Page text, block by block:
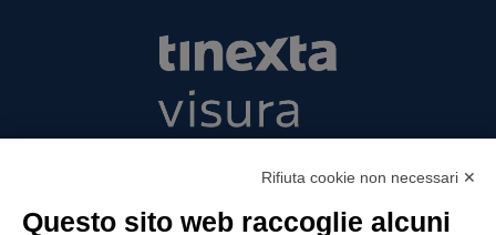
Piazzale Flaminio 1/b, 00196 Roma, Italia
Società con Socio Unico
Rifiuta cookie non necessari ✕
Questo sito web raccoglie alcuni